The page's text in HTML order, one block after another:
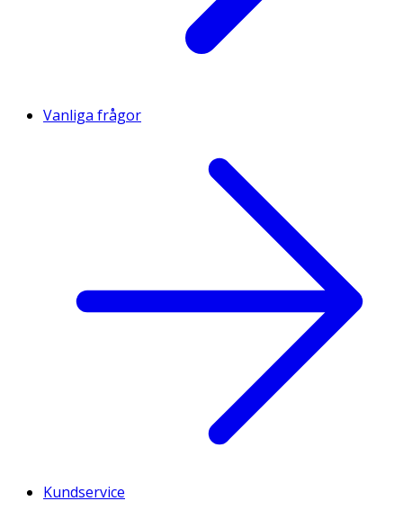
Vanliga frågor
Kundservice